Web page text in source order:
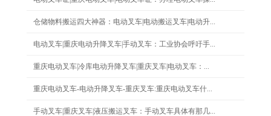
仓储物料搬运四大神器：电动叉车|电动搬运叉车|电动升...
电动叉车|重庆电动升降叉车|手动叉车：工业协会呼吁手...
重庆电动叉车|冷库电动升降叉车|重庆叉车|电动叉车：...
重庆电动叉车-电动升降叉车-重庆叉车:重庆电动叉车什...
手动叉车|重庆叉车|液压搬运叉车：手动叉车具体有那几...